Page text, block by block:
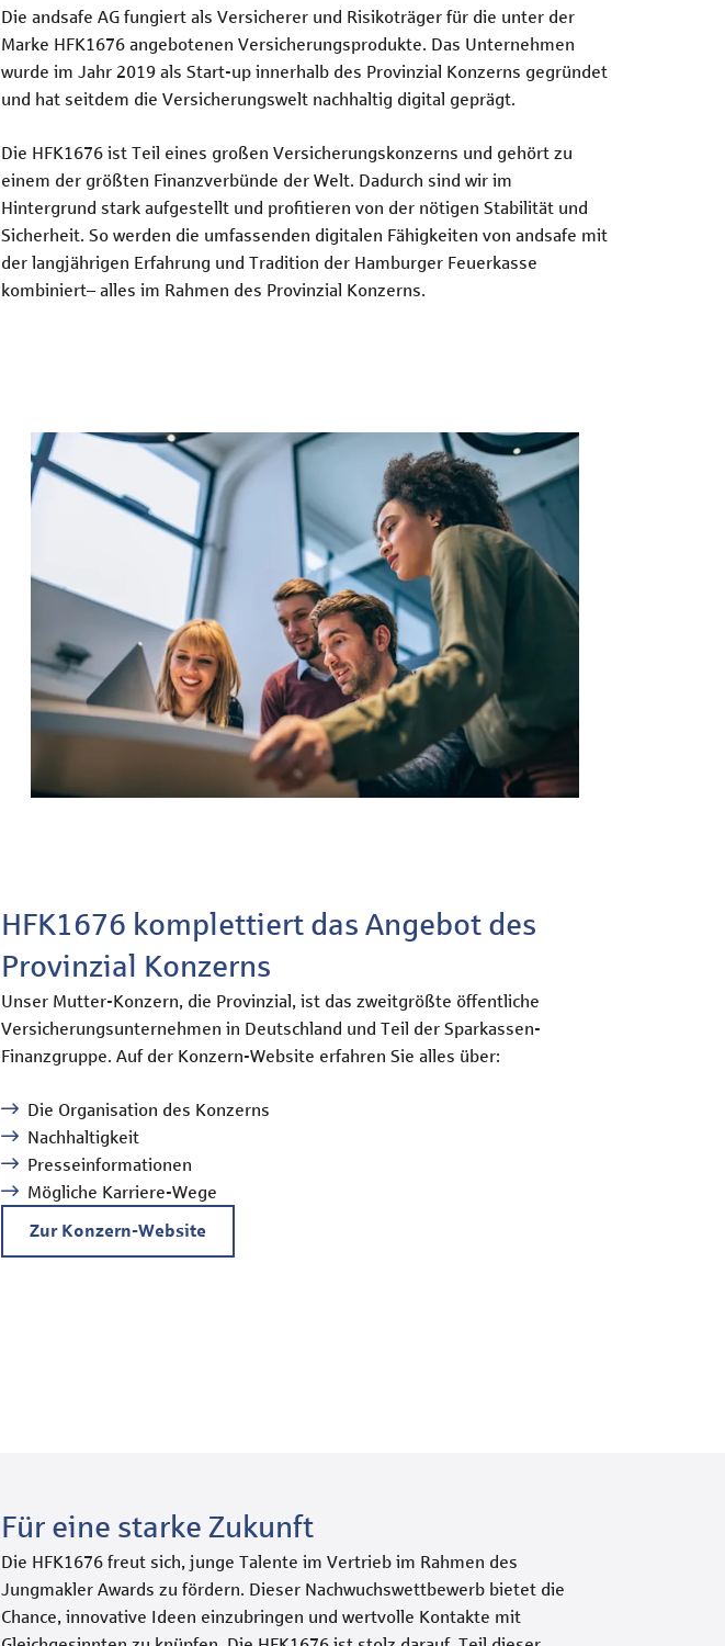
Die andsafe AG fungiert als Versicherer und Risikoträger für die unter der
Marke HFK1676 angebotenen Versicherungsprodukte. Das Unternehmen
wurde im Jahr 2019 als Start-up innerhalb des Provinzial Konzerns gegründet
und hat seitdem die Versicherungswelt nachhaltig digital geprägt.
Die HFK1676 ist Teil eines großen Versicherungskonzerns und gehört zu
einem der größten Finanzverbünde der Welt. Dadurch sind wir im
Hintergrund stark aufgestellt und profitieren von der nötigen Stabilität und
Sicherheit. So werden die umfassenden digitalen Fähigkeiten von andsafe mit
der langjährigen Erfahrung und Tradition der Hamburger Feuerkasse
kombiniert– alles im Rahmen des Provinzial Konzerns.
HFK1676 komplettiert das Angebot des
Provinzial Konzerns
Unser Mutter-Konzern, die Provinzial, ist das zweitgrößte öffentliche
Versicherungsunternehmen in Deutschland und Teil der Sparkassen-
Finanzgruppe. Auf der Konzern-Website erfahren Sie alles über:
Die Organisation des Konzerns
Nachhaltigkeit
Presseinformationen
Mögliche Karriere-Wege
Zur Konzern-Website
Für eine starke Zukunft
Die HFK1676 freut sich, junge Talente im Vertrieb im Rahmen des
Jungmakler Awards zu fördern. Dieser Nachwuchswettbewerb bietet die
Chance, innovative Ideen einzubringen und wertvolle Kontakte mit